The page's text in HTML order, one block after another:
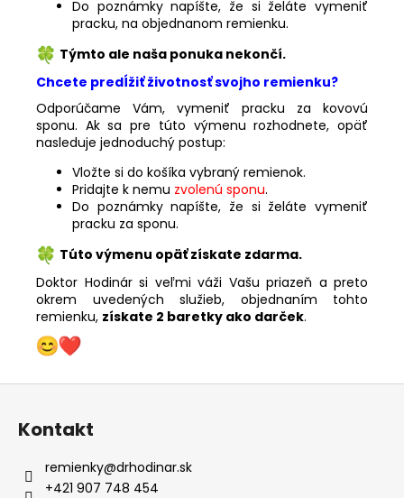
Do poznámky napíšte, že si želáte vymeniť
pracku, na objednanom remienku.
Týmto ale naša ponuka nekončí.
Chcete predĺžiť životnosť svojho remienku?
Odporúčame Vám, vymeniť pracku za kovovú
sponu. Ak sa pre túto výmenu rozhodnete, opäť
nasleduje jednoduchý postup:
Vložte si do košíka vybraný remienok.
Pridajte k nemu zvolenú sponu.
Do poznámky napíšte, že si želáte vymeniť
pracku za sponu.
Túto výmenu opäť získate zdarma.
Doktor Hodinár si veľmi váži Vašu priazeň a preto
okrem uvedených služieb, objednaním tohto
remienku, získate 2 baretky ako darček.
Z
Kontakt
remienky@drhodinar.sk
+421 907 748 454